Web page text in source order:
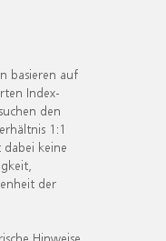
basieren auf
Index-
den
1:1
keine
der